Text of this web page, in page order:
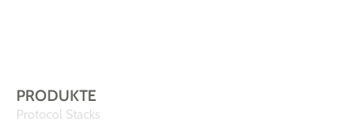
PRODUKTE
Protocol Stacks